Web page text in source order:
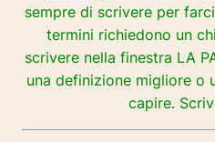
sempre di scrivere per
termini richiedono un
scrivere nella finestra LA
una definizione migliore o
capire.